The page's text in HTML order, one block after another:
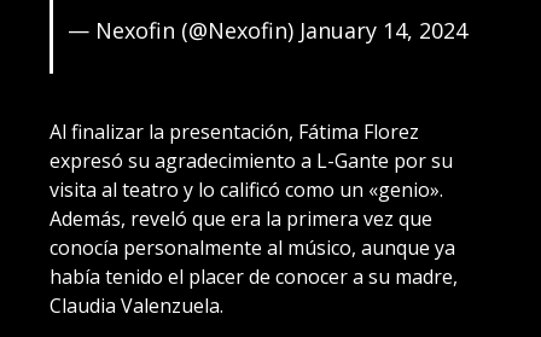
— Nexofin (@Nexofin) January 14, 2024
Al finalizar la presentación, Fátima Florez
expresó su agradecimiento a L-Gante por su
visita al teatro y lo calificó como un «genio».
Además, reveló que era la primera vez que
conocía personalmente al músico, aunque ya
había tenido el placer de conocer a su madre,
Claudia Valenzuela.